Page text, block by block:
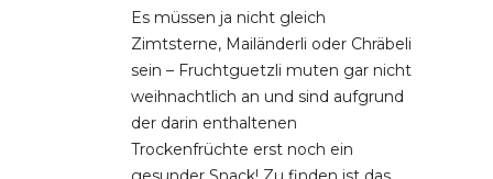
Es müssen ja nicht gleich
Zimtsterne, Mailänderli oder Chräbeli
sein – Fruchtguetzli muten gar nicht
weihnachtlich an und sind aufgrund
der darin enthaltenen
Trockenfrüchte erst noch ein